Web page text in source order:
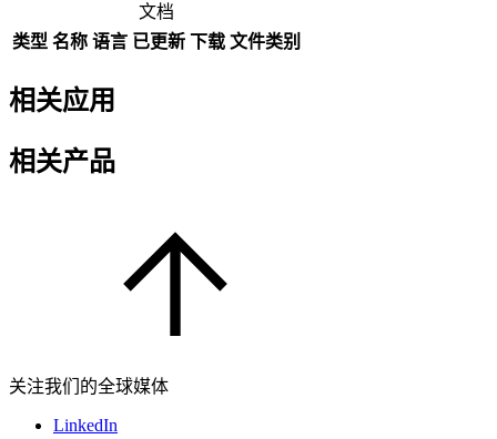
文档
类型 名称 语言 已更新 下载 文件类别
相关应用
相关产品
关注我们的全球媒体
LinkedIn